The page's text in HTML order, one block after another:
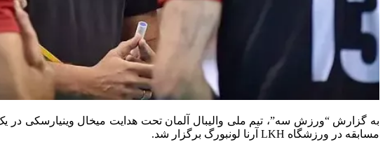
مسابقه در ورزشگاه LKH آرنا لونبورگ برگزار شد.